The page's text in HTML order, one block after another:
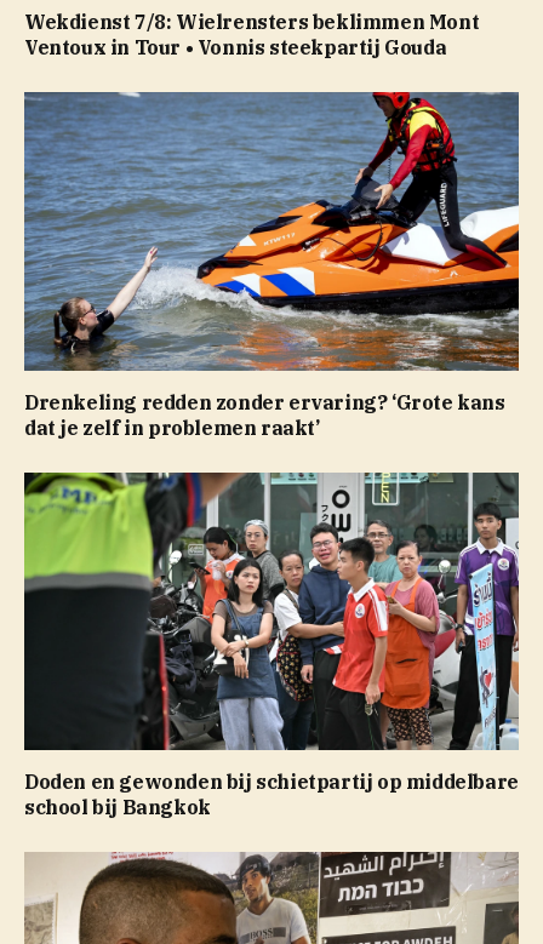
Wekdienst 7/8: Wielrensters beklimmen Mont
Ventoux in Tour • Vonnis steekpartij Gouda
Drenkeling redden zonder ervaring? ‘Grote kans
dat je zelf in problemen raakt’
Doden en gewonden bij schietpartij op middelbare
school bij Bangkok